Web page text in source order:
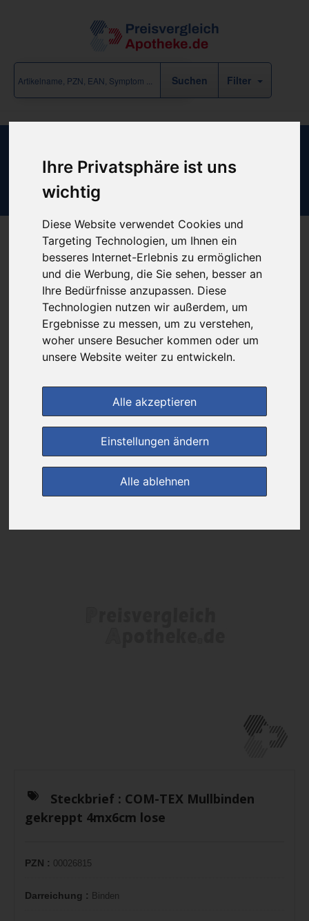
Ihre Privatsphäre ist uns
wichtig
Diese Website verwendet Cookies und
Targeting Technologien, um Ihnen ein
besseres Internet-Erlebnis zu ermöglichen
und die Werbung, die Sie sehen, besser an
Ihre Bedürfnisse anzupassen. Diese
Technologien nutzen wir außerdem, um
Ergebnisse zu messen, um zu verstehen,
woher unsere Besucher kommen oder um
unsere Website weiter zu entwickeln.
Alle akzeptieren
Einstellungen ändern
Alle ablehnen
Filter
COM-TEX Mullbinden gekreppt
4mx6cm lose
Produkt empfehlen
Kein Preis bekannt
Das gewünschte Produkt ist derzeit bei keinem unserer Partner
(0) Jetzt bewerten!
zur Startseite
Preisalarm
Steckbrief : COM-TEX Mullbinden
gekreppt 4mx6cm lose
PZN : 00026815
Darreichung : Binden